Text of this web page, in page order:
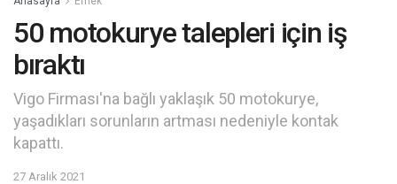
50 motokurye talepleri için iş
bıraktı
Vigo Firması'na bağlı yaklaşık 50 motokurye,
yaşadıkları sorunların artması nedeniyle kontak
kapattı.
27 Aralık 2021